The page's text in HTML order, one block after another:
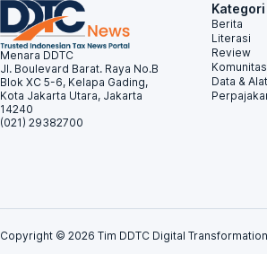
Menara DDTC
Jl. Boulevard Barat. Raya No.B
Blok XC 5-6, Kelapa Gading,
Kota Jakarta Utara, Jakarta
14240
(021) 29382700
Kategori
Berita
Literasi
Review
Komunitas
Data & Alat
Copyright © 2026 Tim DDTC Digital